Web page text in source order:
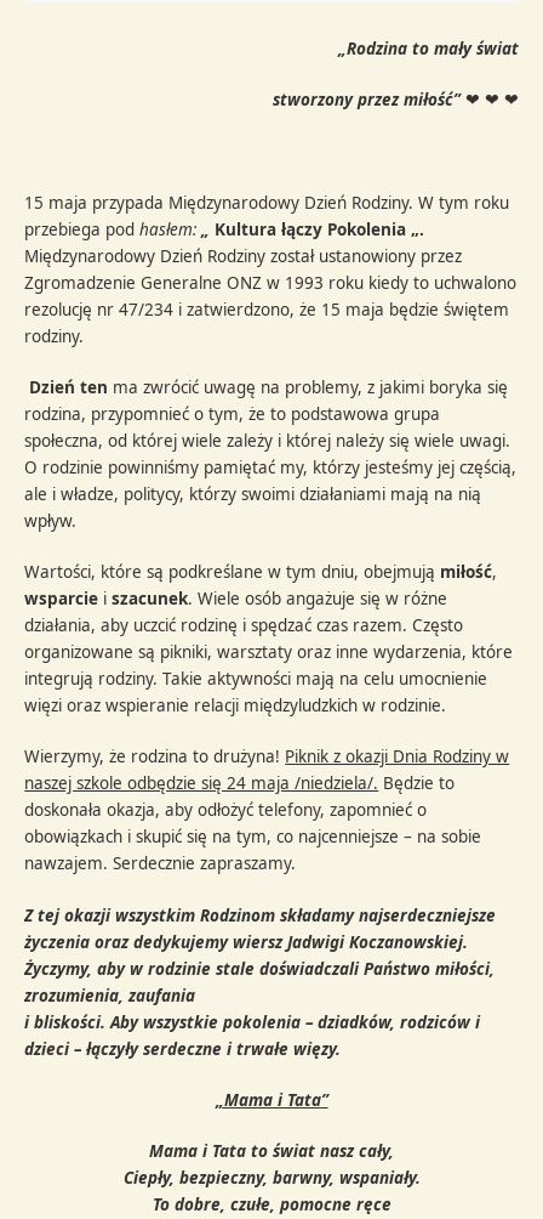
„Rodzina to mały świat
stworzony przez miłość”❤ ❤ ❤
15 maja przypada Międzynarodowy Dzień Rodziny. W tym roku
przebiega podhasłem: „ Kultura łączy Pokolenia „.
Międzynarodowy Dzień Rodziny został ustanowiony przez
Zgromadzenie Generalne ONZ w 1993 roku kiedy to uchwalono
rezolucję nr 47/234 i zatwierdzono, że 15 maja będzie świętem
rodziny.
Dzień ten ma zwrócić uwagę na problemy, z jakimi boryka się
rodzina, przypomnieć o tym, że to podstawowa grupa
społeczna, od której wiele zależy i której należy się wiele uwagi.
O rodzinie powinniśmy pamiętać my, którzy jesteśmy jej częścią,
ale i władze, politycy, którzy swoimi działaniami mają na nią
wpływ.
Wartości, które są podkreślane w tym dniu, obejmują miłość,
wsparcie iszacunek. Wiele osób angażuje się w różne
działania, aby uczcić rodzinę i spędzać czas razem. Często
organizowane są pikniki, warsztaty oraz inne wydarzenia, które
integrują rodziny. Takie aktywności mają na celu umocnienie
więzi oraz wspieranie relacji międzyludzkich w rodzinie.
Wierzymy, że rodzina to drużyna! Piknik z okazji Dnia Rodziny w
naszej szkole odbędzie się 24 maja /niedziela/. Będzie to
doskonała okazja, aby odłożyć telefony, zapomnieć o
obowiązkach i skupić się na tym, co najcenniejsze – na sobie
nawzajem. Serdecznie zapraszamy.
Z tej okazji wszystkim Rodzinom składamy najserdeczniejsze
życzenia oraz dedykujemy wiersz Jadwigi Koczanowskiej.
Życzymy, aby w rodzinie stale doświadczali Państwo miłości,
zrozumienia, zaufania
i bliskości. Aby wszystkie pokolenia – dziadków, rodziców i
dzieci – łączyły serdeczne i trwałe więzy.
„Mama i Tata”
Mama i Tata to świat nasz cały,
Ciepły, bezpieczny, barwny, wspaniały.
To dobre, czułe, pomocne ręce